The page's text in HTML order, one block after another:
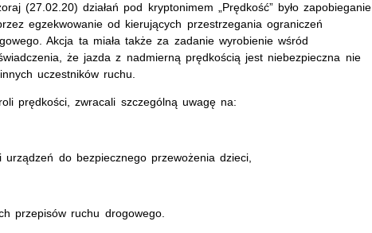
(27.02.20) działań pod kryptonimem „Prędkość” było zapobieganie
egzekwowanie od kierujących przestrzegania ograniczeń
Akcja ta miała także za zadanie wyrobienie wśród
że jazda z nadmierną prędkością jest niebezpieczna nie
uczestników ruchu.
prędkości, zwracali szczególną uwagę na:
do bezpiecznego przewożenia dzieci,
przepisów ruchu drogowego.